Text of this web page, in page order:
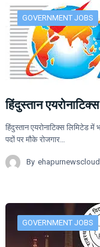
GOVERNMENT JOBS
हिंदुस्तान
हिंदुस्तान एयरोनाटिक्स लिमिटेड
पदों पर मौके रोजगार…
By
GOVERNMENT JOBS